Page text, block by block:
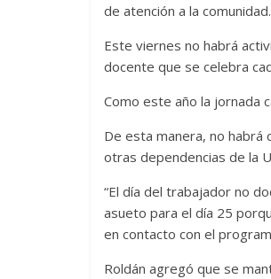
de atención a la comunidad.
Este viernes no habrá
docente que se celebra
Como este año la jornada
De esta manera, no habrá
otras dependencias de la
“El día del trabajador no
asueto para el día 25
en contacto con el
Roldán agregó que se